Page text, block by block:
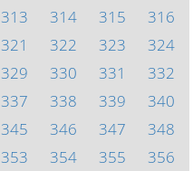
313 314 315
316
321 322 323
324
329 330 331
332
337 338 339
340
345 346 347
348
353 354 355 356